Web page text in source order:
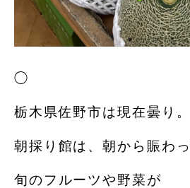
◯
栃木県佐野市は現在曇り。
朝採り館は、朝から賑わ
旬のフルーツや野菜が